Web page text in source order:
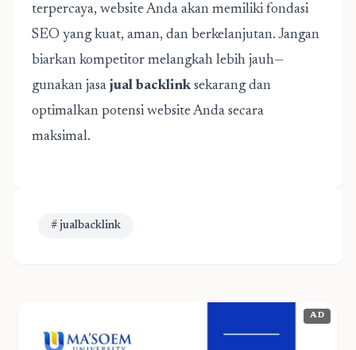
terpercaya, website Anda akan memiliki fondasi
SEO yang kuat, aman, dan berkelanjutan. Jangan
biarkan kompetitor melangkah lebih jauh—
gunakan jasa jual backlink sekarang dan
optimalkan potensi website Anda secara
maksimal.
# jualbacklink
AD